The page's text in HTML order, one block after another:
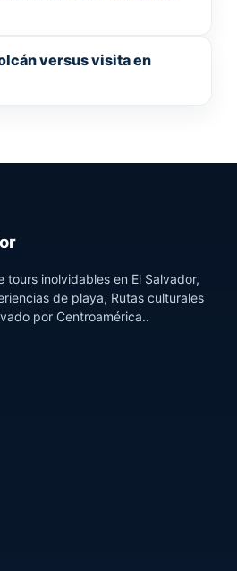
versus visita en
tours inolvidables en El Salvador,
de playa, Rutas culturales
por Centroamérica..